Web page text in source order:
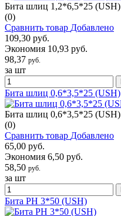
Бита шлиц 1,2*6,5*25 (USH)
(0)
Сравнить товар Добавлено
109,30 руб.
Экономия 10,93 руб.
98,37 руб.
за шт
Бита шлиц 0,6*3,5*25 (USH)
Бита шлиц 0,6*3,5*25 (USH)
(0)
Сравнить товар Добавлено
65,00 руб.
Экономия 6,50 руб.
58,50 руб.
за шт
Бита РН 3*50 (USH)